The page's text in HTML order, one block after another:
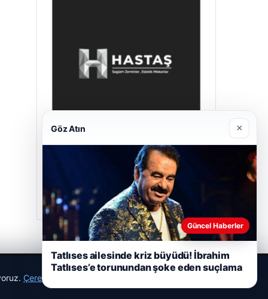
Çerez Politikamız
Göz Atın ×
Güncel Haberler
Tatlıses ailesinde kriz büyüdü! İbrahim
Tatlıses’e torunundan şoke eden suçlama